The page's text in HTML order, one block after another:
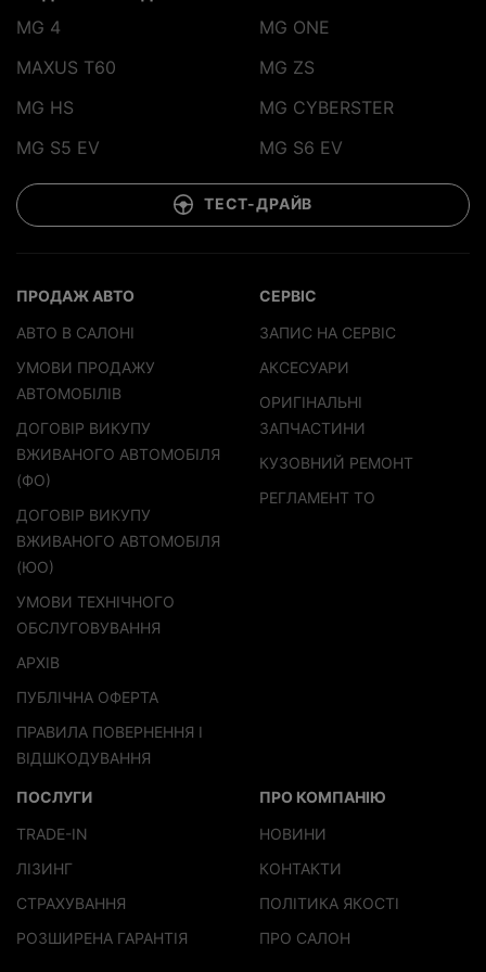
MG 4
MG ONE
MAXUS T60
MG ZS
MG HS
MG CYBERSTER
MG S5 EV
MG S6 EV
ТЕСТ-ДРАЙВ
ПРОДАЖ АВТО
АВТО В САЛОНІ
УМОВИ ПРОДАЖУ
АВТОМОБІЛІВ
ДОГОВІР ВИКУПУ
ВЖИВАНОГО АВТОМОБІЛЯ
(ФО)
ДОГОВІР ВИКУПУ
ВЖИВАНОГО АВТОМОБІЛЯ
(ЮО)
УМОВИ ТЕХНІЧНОГО
ОБСЛУГОВУВАННЯ
АРХІВ
ПУБЛІЧНА ОФЕРТА
ПРАВИЛА ПОВЕРНЕННЯ І
ВІДШКОДУВАННЯ
СЕРВІС
ЗАПИС НА СЕРВІС
АКСЕСУАРИ
ОРИГІНАЛЬНІ
ЗАПЧАСТИНИ
КУЗОВНИЙ РЕМОНТ
РЕГЛАМЕНТ ТО
ПОСЛУГИ
TRADE-IN
ЛІЗИНГ
СТРАХУВАННЯ
РОЗШИРЕНА ГАРАНТІЯ
ПРО КОМПАНІЮ
НОВИНИ
КОНТАКТИ
ПОЛІТИКА ЯКОСТІ
ПРО САЛОН